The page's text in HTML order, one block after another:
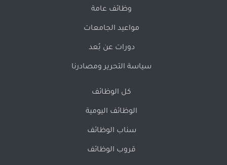
وظائف عامة
مواعيد الجامعات
دورات عن بُعد
سياسة التحرير ومصادرنا
كل الوظائف
الوظائف اليومية
سناب الوظائف
قروب الوظائف